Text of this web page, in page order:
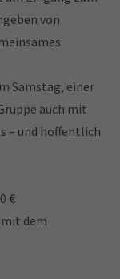
von
Samstag, einer
auch mit
– und hoffentlich
€
dem